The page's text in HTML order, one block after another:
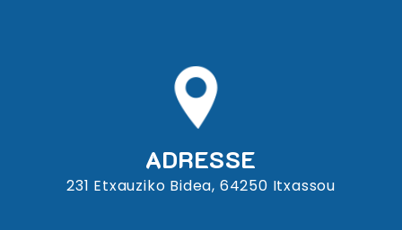
ADRESSE
231 Etxauziko Bidea, 64250 Itxassou